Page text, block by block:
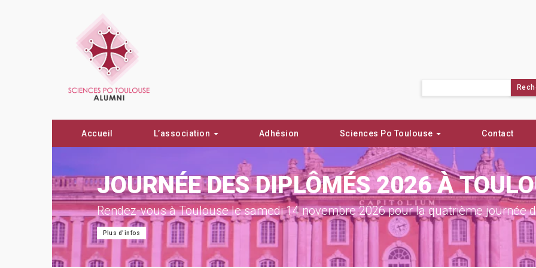
Accueil L’association Adhésion Sciences Po Toulouse Contact
JOURNÉE DES DIPLÔMÉS 2026 À
Rendez-vous à Toulouse le samedi 14 novembre 2026 pour la quatrième journée
Plus d'infos